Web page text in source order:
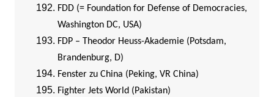
FDD (= Foundation for Defense of Democracies,
Washington DC, USA)
FDP – Theodor Heuss-Akademie (Potsdam,
Brandenburg, D)
Fenster zu China (Peking, VR China)
Fighter Jets World (Pakistan)